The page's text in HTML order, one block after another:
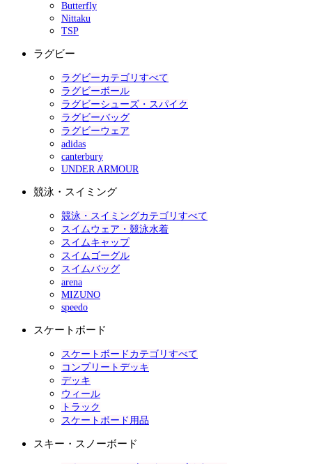
Butterfly
Nittaku
TSP
ラグビー
ラグビーカテゴリすべて
ラグビーボール
ラグビーシューズ・スパイク
ラグビーバッグ
ラグビーウェア
adidas
canterbury
UNDER ARMOUR
競泳・スイミング
競泳・スイミングカテゴリすべて
スイムウェア・競泳水着
スイムキャップ
スイムゴーグル
スイムバッグ
arena
MIZUNO
speedo
スケートボード
スケートボードカテゴリすべて
コンプリートデッキ
デッキ
ウィール
トラック
スケートボード用品
スキー・スノーボード